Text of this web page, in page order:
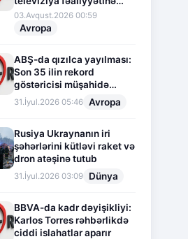
fasilə verir
03.Avqust.2026 00:59
Avropa
ABŞ-da qızılca yayılması:
Son 35 ilin rekord
göstəricisi müşahidə
olunur
31.İyul.2026 05:46 Avropa
Rusiya Ukraynanın iri
şəhərlərini kütləvi raket və
dron atəşinə tutub
31.İyul.2026 03:09 Dünya
BBVA-da kadr dəyişikliyi:
Karlos Torres rəhbərlikdə
ciddi islahatlar aparır